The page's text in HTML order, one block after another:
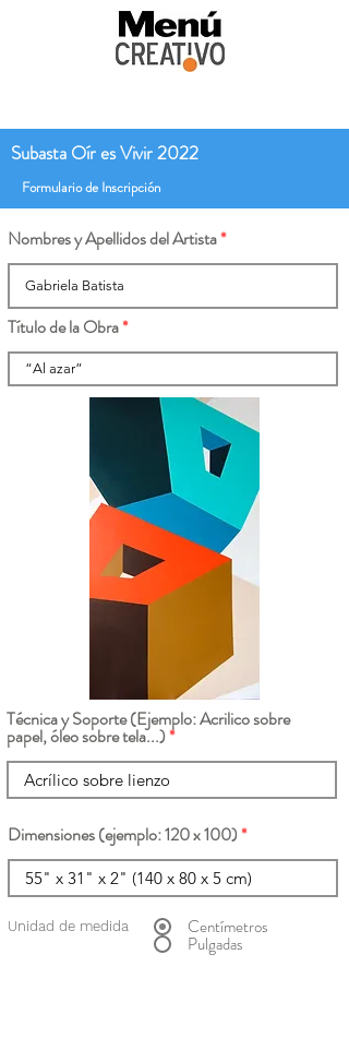
Subasta Oír es Vivir 2022
Formulario de Inscripción
Nombres y Apellidos del Artista
Título de la Obra
Técnica y Soporte (Ejemplo: Acrilico sobre
papel, óleo sobre tela...)
Dimensiones (ejemplo: 120 x 100)
Unidad de medida Centímetros
Pulgadas